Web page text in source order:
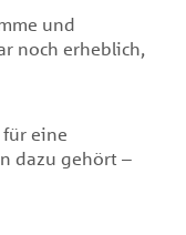
und
noch erheblich,
eine
dazu gehört –